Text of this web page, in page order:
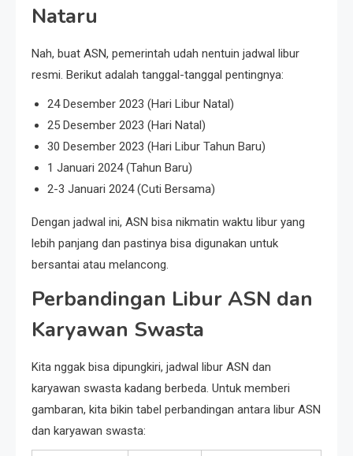
Nataru
Nah, buat ASN, pemerintah udah nentuin jadwal libur
resmi. Berikut adalah tanggal-tanggal pentingnya:
24 Desember 2023 (Hari Libur Natal)
25 Desember 2023 (Hari Natal)
30 Desember 2023 (Hari Libur Tahun Baru)
1 Januari 2024 (Tahun Baru)
2-3 Januari 2024 (Cuti Bersama)
Dengan jadwal ini, ASN bisa nikmatin waktu libur yang
lebih panjang dan pastinya bisa digunakan untuk
bersantai atau melancong.
Perbandingan Libur ASN dan
Karyawan Swasta
Kita nggak bisa dipungkiri, jadwal libur ASN dan
karyawan swasta kadang berbeda. Untuk memberi
gambaran, kita bikin tabel perbandingan antara libur ASN
dan karyawan swasta: